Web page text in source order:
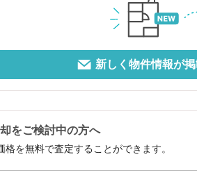
新しく物件情報が
をご検討中の方へ
を無料で査定することができます。